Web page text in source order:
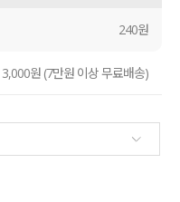
240원
3,000원 (7만원 이상 무료배송)